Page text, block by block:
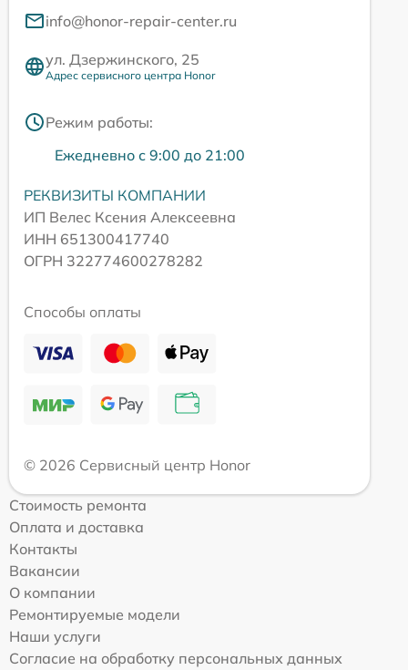
info@honor-repair-center.ru
ул. Дзержинского, 25
Адрес сервисного центра Honor
Режим работы:
Ежедневно с 9:00 до 21:00
РЕКВИЗИТЫ КОМПАНИИ
ИП Велес Ксения Алексеевна
ИНН 651300417740
ОГРН 322774600278282
Способы оплаты
© 2026 Сервисный центр Honor
Стоимость ремонта
Оплата и доставка
Контакты
Вакансии
О компании
Ремонтируемые модели
Наши услуги
Согласие на обработку персональных данных